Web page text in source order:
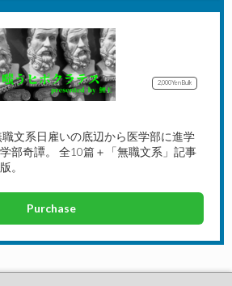
2,000YenBulk
文系日雇いの底辺から医学部に進学
部奇譚。 全10篇＋「無職文系」記事
。
Purchase